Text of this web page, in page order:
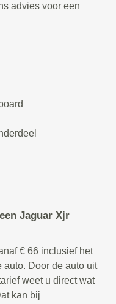
advies voor een
Jaguar Xjr
€ 66 inclusief het
Door de auto uit
weet u direct wat
kan bij